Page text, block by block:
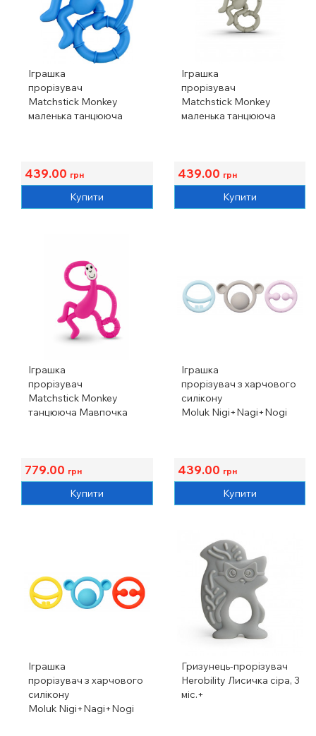
Іграшка
прорізувач
Matchstick Monkey
маленька танцююча
439.00 грн
Купити
Іграшка
прорізувач
Matchstick Monkey
маленька танцююча
439.00 грн
Купити
Іграшка
прорізувач
Matchstick Monkey
танцююча Мавпочка
779.00 грн
Купити
Іграшка
прорізувач з харчового
силікону
Moluk Nigi+Nagi+Nogi
439.00 грн
Купити
Іграшка
прорізувач з харчового
силікону
Moluk Nigi+Nagi+Nogi
Гризунець-прорізувач
Herobility Лисичка сіра, 3
міс.+